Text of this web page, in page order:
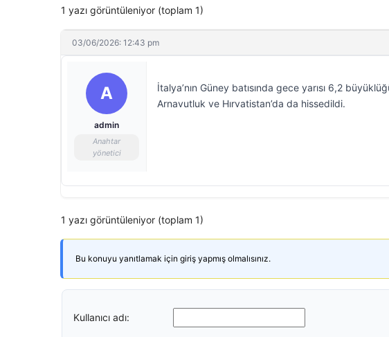
1 yazı görüntüleniyor (toplam 1)
03/06/2026: 12:43 pm
A
admin
Anahtar
yönetici
İtalya’nın Güney batısında gece yarısı 6,2
Arnavutluk ve Hırvatistan’da da hissedildi.
1 yazı görüntüleniyor (toplam 1)
Bu konuyu yanıtlamak için giriş yapmış olmalısınız.
Kullanıcı adı: